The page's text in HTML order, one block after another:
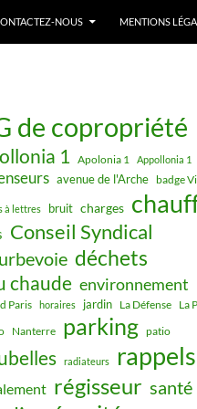
NOUS MENTIONS
de copropriété
1 Apolonia 1 Appollonia 1
avenue de l'Arche badge
à lettres bruit charges
Conseil Syndical
déchets
chaude environnement
Paris horaires jardin La Défense La
Nanterre parking patio
radiateurs rappels
régisseur santé